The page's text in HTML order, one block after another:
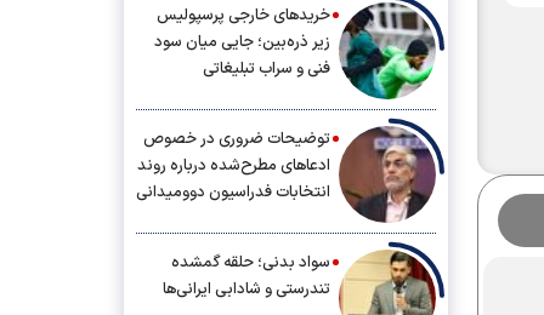
خریدهای خارجی پرسپولیس
زیر ذره‌بین؛ جایی میان سود
فنی و سراب تبلیغاتی
توضیحات ضروری در خصوص
ادعاهای مطرح‌شده درباره روند
انتخابات فدراسیون دوومیدانی
سواد بدنی؛ حلقه گمشده
تندرستی و شادابی ایرانی‌ها